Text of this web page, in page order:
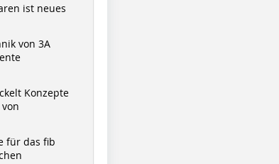
ist neues
von 3A
Konzepte
für das fib